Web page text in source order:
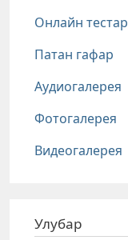
Онлайн тестар
Патан гафар
Аудиогалерея
Фотогалерея
Видеогалерея
Улубар